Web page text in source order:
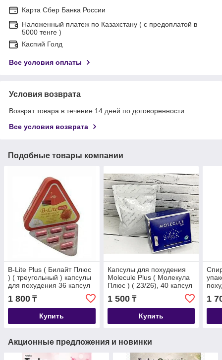
Карта Сбер Банка России
Наложенный платеж по Казахстану ( с предоплатой в
5000 тенге )
Каспий Голд
Все условия оплаты
Условия возврата
Возврат товара в течение 14 дней по договоренности
Все условия возврата
Подобные товары компании
B-Lite Plus ( Билайт Плюс
) ( треугольный ) капсулы
для похудения 36 капсул
1 800 ₸
Купить
Капсулы для похудения
Molecule Plus ( Молекула
Плюс ) ( 23/26), 40 капсул
1 500₸
Купить
1
Акционные предложения и новинки